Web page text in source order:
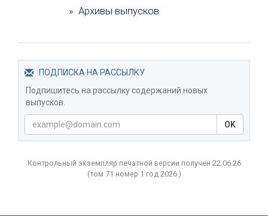
» Архивы выпусков
ПОДПИСКА НА РАССЫЛКУ
Подпишитесь на рассылку содержаний новых
выпусков.
OK
Контрольный экземпляр печатной версии получен 22.06.26
(том 71 номер 1 год 2026 )